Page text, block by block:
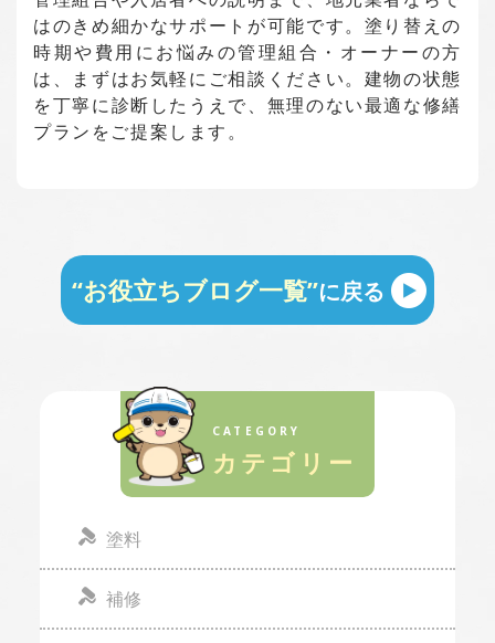
はのきめ細かなサポートが可能です。塗り替えの
時期や費用にお悩みの管理組合・オーナーの方
は、まずはお気軽にご相談ください。建物の状態
を丁寧に診断したうえで、無理のない最適な修繕
プランをご提案します。
“お役立ちブログ一覧”に戻る
CATEGORY
カテゴリー
塗料
補修